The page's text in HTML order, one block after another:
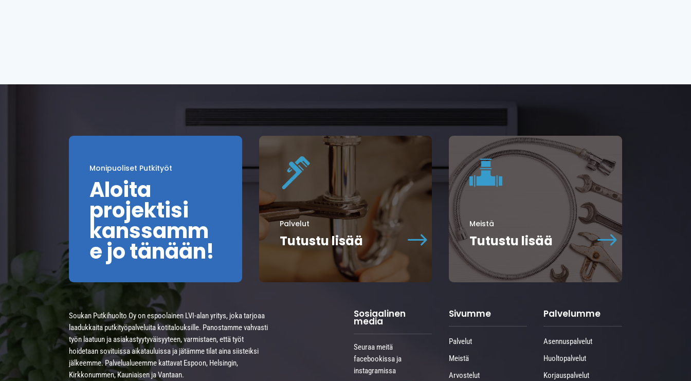
Monipuoliset Putkityöt
Aloita
projektisi
kanssamm
e jo tänään!
Palvelut
Tutustu lisää $
Meistä
Tutustu lisää $
Soukan Putkihuolto Oy on espoolainen LVI-alan yritys, joka tarjoaa
laadukkaita putkityöpalveluita kotitalouksille. Panostamme vahvasti
työn laatuun ja asiakastyytyväisyyteen, varmistaen, että työt
hoidetaan sovituissa aikatauluissa ja jätämme tilat aina siisteiksi
jälkeemme. Palvelualueemme kattavat Espoon, Helsingin,
Kirkkonummen, Kauniaisen ja Vantaan.
Sosiaalinen
media
Seuraa meitä
facebookissa ja
instagramissa
Sivumme
Palvelut
Meistä
Arvostelut
Palvelumme
Asennuspalvelut
Huoltopalvelut
Korjauspalvelut